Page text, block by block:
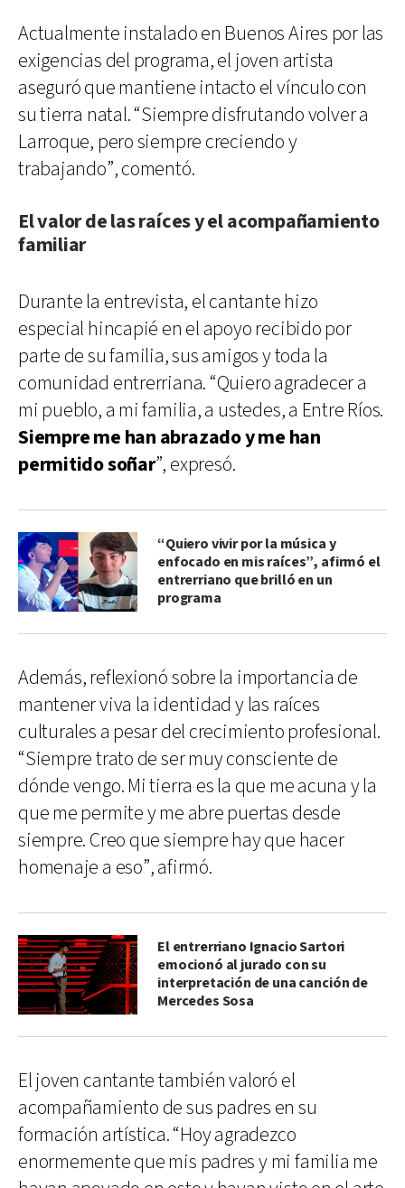
Actualmente instalado en Buenos Aires por las
exigencias del programa, el joven artista
aseguró que mantiene intacto el vínculo con
su tierra natal. “Siempre disfrutando volver a
Larroque, pero siempre creciendo y
trabajando”, comentó.
El valor de las raíces y el acompañamiento
familiar
Durante la entrevista, el cantante hizo
especial hincapié en el apoyo recibido por
parte de su familia, sus amigos y toda la
comunidad entrerriana. “Quiero agradecer a
mi pueblo, a mi familia, a ustedes, a Entre Ríos.
Siempre me han abrazado y me han
permitido soñar”, expresó.
“Quiero vivir por la música y
enfocado en mis raíces”, afirmó el
entrerriano que brilló en un
programa
Además, reflexionó sobre la importancia de
mantener viva la identidad y las raíces
culturales a pesar del crecimiento profesional.
“Siempre trato de ser muy consciente de
dónde vengo. Mi tierra es la que me acuna y la
que me permite y me abre puertas desde
siempre. Creo que siempre hay que hacer
homenaje a eso”, afirmó.
El entrerriano Ignacio Sartori
emocionó al jurado con su
interpretación de una canción de
Mercedes Sosa
El joven cantante también valoró el
acompañamiento de sus padres en su
formación artística. “Hoy agradezco
enormemente que mis padres y mi familia me